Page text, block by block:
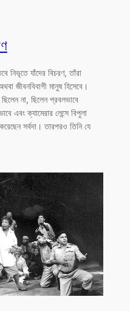
নিভৃতে যাঁদের বিচরণ, তাঁরা
জীবনবিবাগী মানুষ হিসেবে।
না, ছিলেন প্রবলভাবে
এবং ক্যামেরার লেন্সে বিপুলা
সর্বদা। তারপরও তিনি যে